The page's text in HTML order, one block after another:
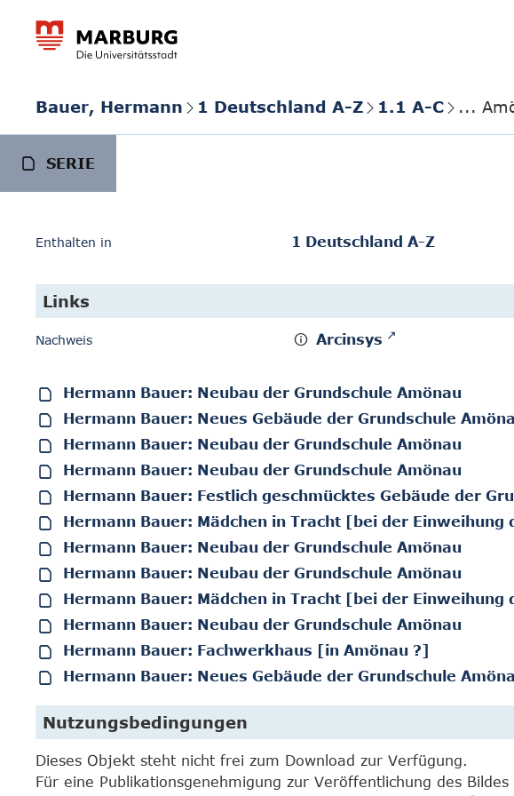
Bauer, Hermann 1 Deutschland A-Z 1.1 A-C ...
SERIE
Enthalten in 1 Deutschland A-Z
Links
Nachweis Arcinsys
Hermann Bauer: Neubau der Grundschule Amönau
Hermann Bauer: Neues Gebäude der Grundschule
Hermann Bauer: Neubau der Grundschule Amönau
Hermann Bauer: Neubau der Grundschule Amönau
Hermann Bauer: Festlich geschmücktes Gebäude der
Hermann Bauer: Mädchen in Tracht [bei der Einweihung
Hermann Bauer: Neubau der Grundschule Amönau
Hermann Bauer: Neubau der Grundschule Amönau
Hermann Bauer: Mädchen in Tracht [bei der Einweihung
Hermann Bauer: Neubau der Grundschule Amönau
Hermann Bauer: Fachwerkhaus [in Amönau ?]
Hermann Bauer: Neues Gebäude der Grundschule
Nutzungsbedingungen
Dieses Objekt steht nicht frei zum Download zur Verfügung.
Für eine Publikationsgenehmigung zur Veröffentlichung des